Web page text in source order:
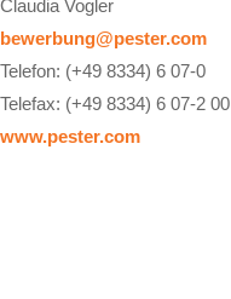
Claudia Vogler
bewerbung@pester.com
Telefon: (+49 8334) 6 07-0
Telefax: (+49 8334) 6 07-2 00
www.pester.com